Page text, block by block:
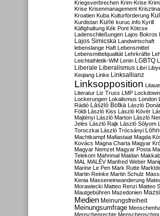
Kriegsverbrechen Krim-Krise
Krise Krisenmanagement
Kroatien Kuba Kulturförderung
Kurdistan Kurie kuruc.info Kyrill
Käfighaltung Kék Pont Kötcse
Ladenschließungen Lajos Bokros
Lajos Simicska Landwirtschaft
lebenslange Haft Lebensmittel
Lebensmittelqualität Lehrkräfte
Leichtathletik-WM Lenin LGBTQ
Liberale Liberalismus Libri
Keqiang Linke Linksallianz
Linksopposition
Literatur Liz Truss LMP Lockdown
Lockerungen Lokalismus London
Rádió
László Botka László
Földi László Kiss László Kövér
Majtényi László Marton László
Jeles László Rajk László Sólyom
Toroczkai László Trócsányi
Machtkampf Mafiastaat Magda
Kovács Magna Charta Magyar
Magyar Nemzet Magyar Posta
Telekom Mahnmal Maidan
MAL MALÉV Manfred Weber
Marine Le Pen Mark Rutte
Martin Reinke Martin Schulz
Kenia Masseneinwanderung
Morawiecki Matteo Renzi Matteo
Mautgebühren Mazedonien
Medien Meinungsfreiheit
Meinungsumfrage
Menschenrechte